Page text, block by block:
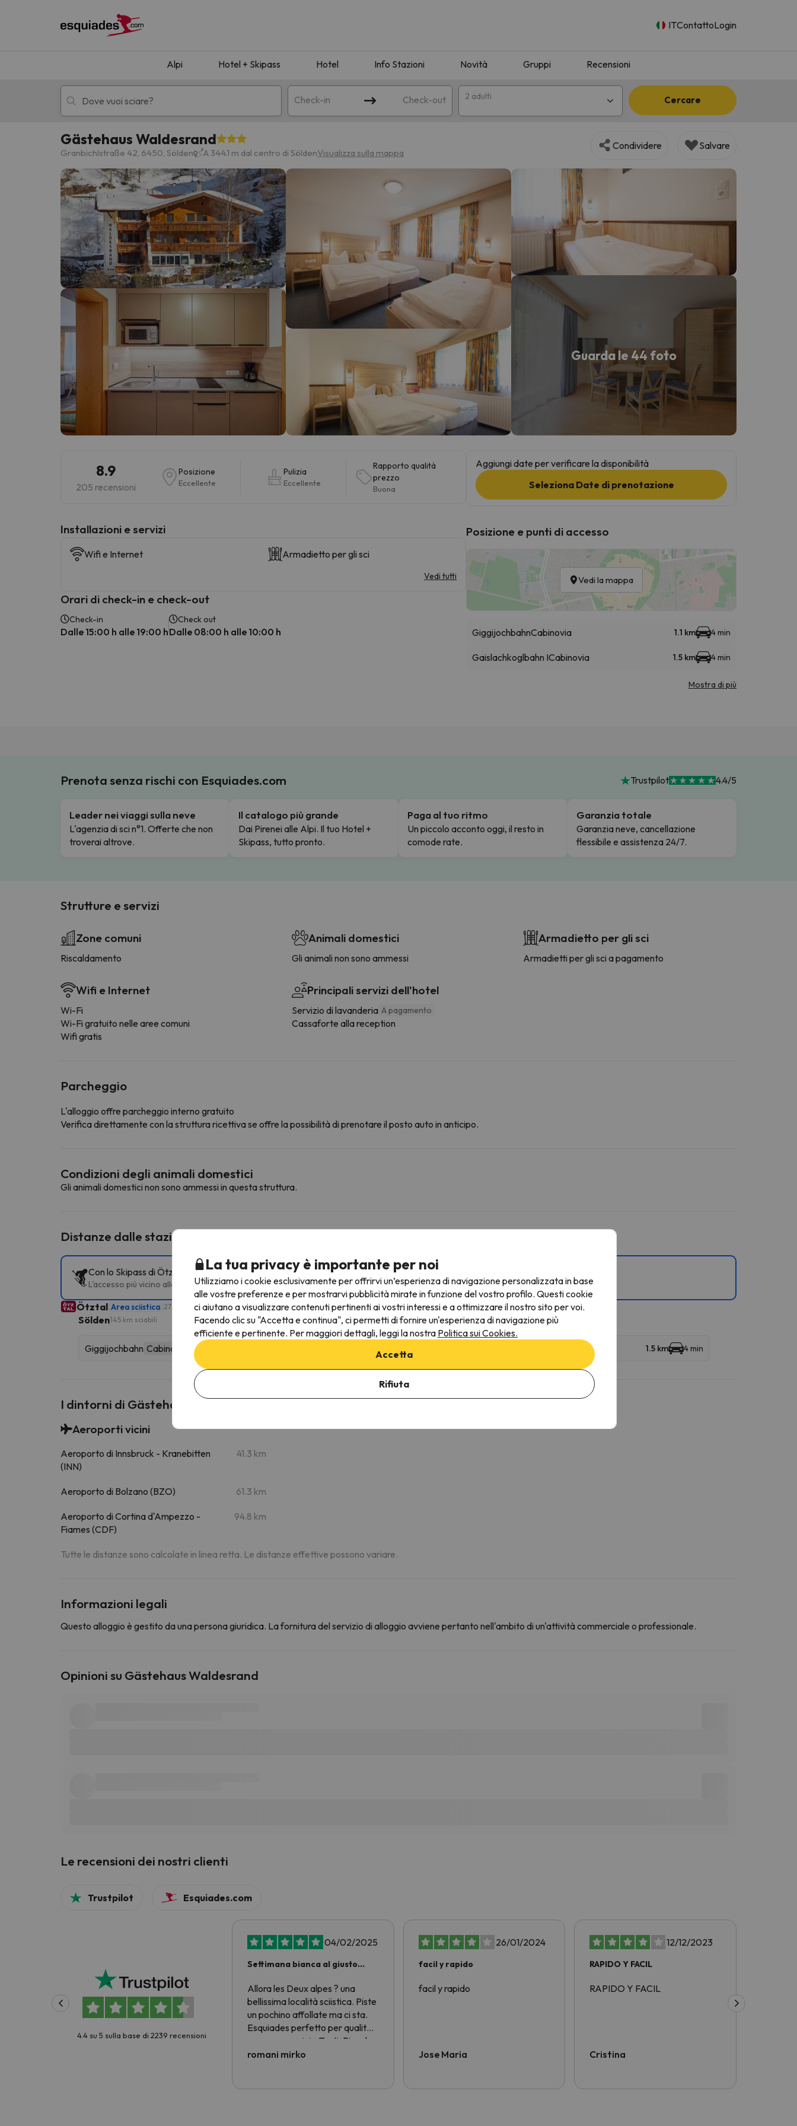
ITContattoLogin
Alpi Hotel + Skipass Hotel Info Stazioni Novità Gruppi Recensioni
Check-in Check-out 2 adulti Cercare
Hotel + skipass Hotel di montagna
Ops, non abbiamo trovato alcun risultato corrispondente alla sua ricerca. Provare a modificare la destinazione.
Sembra che il nostro ricercatore abbia perso la strada. Non appena troverà la bussola, tornerà.
Gästehaus Waldesrand
Granbichlstraße 42, 6450, Sölden A 344.1 m dal centro di SöldenVisualizza sulla mappa
Condividere Salvare
Guarda le 44 foto
8.9
205 recensioni
Posizione
Eccellente
Pulizia
Eccellente
Rapporto qualità
prezzo
Buona
Installazioni e servizi
Wifi e Internet Armadietto per gli sci
Vedi tutti
Orari di check-in e check-out
Check-in
Dalle 15:00 h alle 19:00 h
Check out
Dalle 08:00 h alle 10:00 h
Aggiungi date per verificare la disponibilità
Seleziona Date di prenotazione
Posizione e punti di accesso
Vedi la mappa
GiggijochbahnCabinovia 1.1 km 4 min
Gaislachkoglbahn ICabinovia 1.5 km 4 min
Mostra di più
Prenota senza rischi con Esquiades.com Trustpilot 4.4/5
Leader nei viaggi sulla neve
L'agenzia di sci n°1. Offerte che non
troverai altrove.
Il catalogo più grande
Dai Pirenei alle Alpi. Il tuo Hotel +
Skipass, tutto pronto.
Paga al tuo ritmo
Un piccolo acconto oggi, il resto in
comode rate.
Garanzia totale
Garanzia neve, cancellazione
flessibile e assistenza 24/7.
Strutture e servizi
Zone comuni
Riscaldamento
Wifi e Internet
Wi-Fi
Wi-Fi gratuito nelle aree comuni
Wifi gratis
Animali domestici
Gli animali non sono ammessi
Principali servizi dell'hotel
Servizio di lavanderia A pagamento
Cassaforte alla reception
Armadietto per gli sci
Armadietti per gli sci a pagamento
Parcheggio
L'alloggio offre parcheggio interno gratuito
Verifica direttamente con la struttura ricettiva se offre la possibilità di prenotare il posto auto in anticipo.
Condizioni degli animali domestici
Gli animali domestici non sono ammessi in questa struttura.
Distanze dalle stazioni sciistiche vicine
Con lo Skipass di Ötztal puoi accedere a diverse località sciistiche e goderti 272 km di piste.
L'accesso più vicino alle piste è Giggijochbahn a Sölden. Puoi sciare anche a Sölden.
Ötztal Area sciistica 272 km sciabili
Sölden145 km sciabili
Giggijochbahn Cabinovia 1.5 km 4 min
I dintorni di Gästehaus Waldesrand
Aeroporti vicini
Aeroporto di Innsbruck - Kranebitten
(INN)
41.3 km
Aeroporto di Bolzano (BZO) 61.3 km
Aeroporto di Cortina d'Ampezzo -
Fiames (CDF)
94.8 km
Tutte le distanze sono calcolate in linea retta. Le distanze effettive possono variare.
Informazioni legali
Questo alloggio è gestito da una persona giuridica. La fornitura del servizio di alloggio avviene pertanto nell'ambito di un'attività commerciale o professionale.
Opinioni su Gästehaus Waldesrand
Le recensioni dei nostri clienti
Trustpilot Esquiades.com
4.4 su 5 sulla base di 2239 recensioni
04/02/2025
Settimana bianca al giusto
Allora les Deux alpes ? una
bellissima località sciistica. Piste
un pochino affollate ma ci sta.
Esquiades perfetto per qualità
prezzo e servizi offerti. Piccola
critica alla nostra bella Italia....
costretto ad andare in Francia....
romani mirko
26/01/2024
facil y rapido
facil y rapido
Jose Maria
12/12/2023
RAPIDO Y FACIL
RAPIDO Y FACIL
Cristina
La tua privacy è importante per noi
Utilizziamo i cookie esclusivamente per offrirvi un’esperienza di navigazione personalizzata in base
alle vostre preferenze e per mostrarvi pubblicità mirate in funzione del vostro profilo. Questi cookie
ci aiutano a visualizzare contenuti pertinenti ai vostri interessi e a ottimizzare il nostro sito per voi.
Facendo clic su "Accetta e continua", ci permetti di fornire un'esperienza di navigazione più
efficiente e pertinente. Per maggiori dettagli, leggi la nostra Politica sui Cookies.
Accetta
Rifiuta